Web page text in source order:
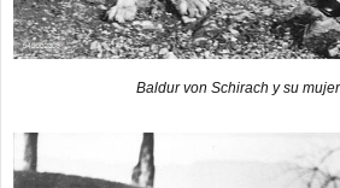
Baldur von Schirach y su